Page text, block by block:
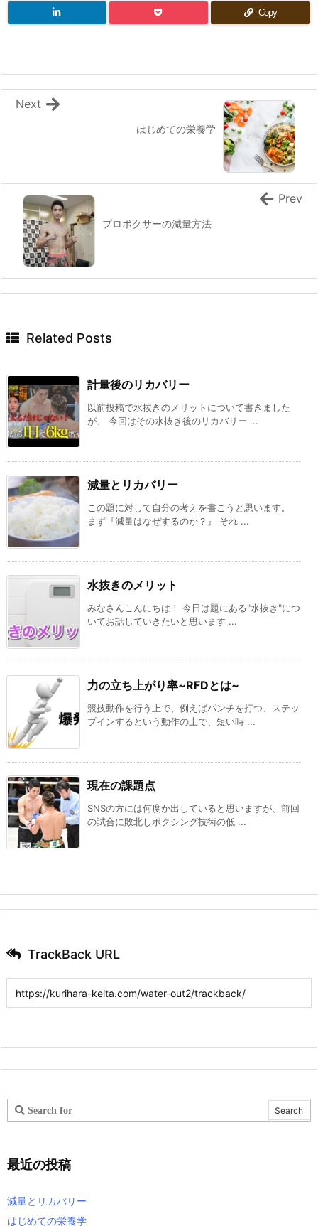
Copy
はじめての栄養学
Next
プロボクサーの減量方法
Prev
Related Posts
計量後のリカバリー
以前投稿で水抜きのメリットについて書きました
が、 今回はその水抜き後のリカバリー ...
減量とリカバリー
この題に対して自分の考えを書こうと思います。
まず『減量はなぜするのか？』 それ ...
水抜きのメリット
みなさんこんにちは！ 今日は題にある"水抜き"につ
いてお話していきたいと思います ...
力の立ち上がり率~RFDとは~
競技動作を行う上で、例えばパンチを打つ、ステッ
プインするという動作の上で、短い時 ...
現在の課題点
SNSの方には何度か出していると思いますが、前回
の試合に敗北しボクシング技術の低 ...
TrackBack URL
最近の投稿
減量とリカバリー
はじめての栄養学